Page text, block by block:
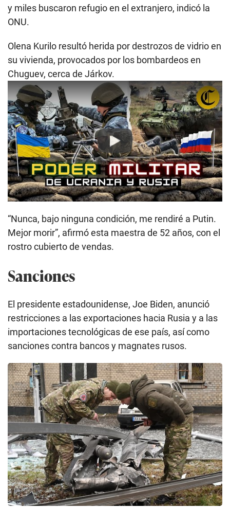
y miles buscaron refugio en el extranjero, indicó la
ONU.
Olena Kurilo resultó herida por destrozos de vidrio en
su vivienda, provocados por los bombardeos en
Chuguev, cerca de Járkov.
Play
“Nunca, bajo ninguna condición, me rendiré a Putin.
Mejor morir”, afirmó esta maestra de 52 años, con el
rostro cubierto de vendas.
Sanciones
El presidente estadounidense, Joe Biden, anunció
restricciones a las exportaciones hacia Rusia y a las
importaciones tecnológicas de ese país, así como
sanciones contra bancos y magnates rusos.